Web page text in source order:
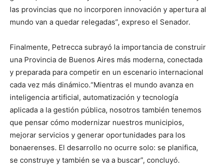
las provincias que no incorporen innovación y apertura al
mundo van a quedar relegadas”, expreso el Senador.
Finalmente, Petrecca subrayó la importancia de construir
una Provincia de Buenos Aires más moderna, conectada
y preparada para competir en un escenario internacional
cada vez más dinámico.“Mientras el mundo avanza en
inteligencia artificial, automatización y tecnología
aplicada a la gestión pública, nosotros también tenemos
que pensar cómo modernizar nuestros municipios,
mejorar servicios y generar oportunidades para los
bonaerenses. El desarrollo no ocurre solo: se planifica,
se construye y también se va a buscar”, concluyó.